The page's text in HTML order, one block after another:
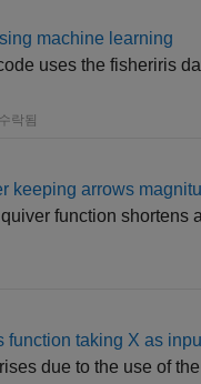
machine learning
uses the fisheriris
수락됨
keeping arrows
function
function taking X as
due to the use of